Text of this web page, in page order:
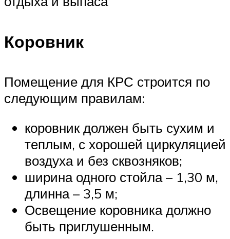
Коровник
Помещение для КРС строится по
следующим правилам:
коровник должен быть сухим и
теплым, с хорошей циркуляцией
воздуха и без сквозняков;
ширина одного стойла – 1,30 м,
длинна – 3,5 м;
Освещение коровника должно
быть приглушенным.